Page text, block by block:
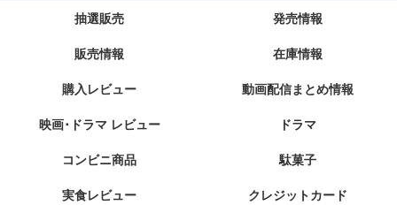
抽選販売
発売情報
販売情報
在庫情報
購入レビュー
動画配信まとめ情報
映画･ドラマ レビュー
ドラマ
コンビニ商品
駄菓子
実食レビュー
クレジットカード